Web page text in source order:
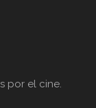
por el cine.